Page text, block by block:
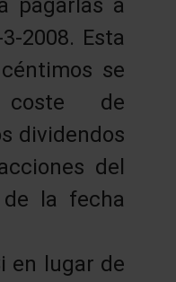
pagarlas a
2008. Esta
se
de
dividendos
del
la fecha
en lugar de